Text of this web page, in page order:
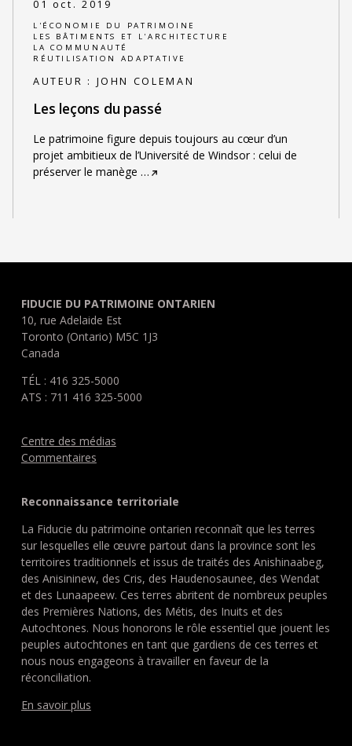
01 oct. 2019
L'ÉCONOMIE DU PATRIMOINE
LES BÂTIMENTS ET L'ARCHITECTURE
LA COMMUNAUTÉ
RÉUTILISATION ADAPTATIVE
AUTEUR : JOHN COLEMAN
Les leçons du passé
Le patrimoine figure depuis toujours au cœur d’un
projet ambitieux de l’Université de Windsor : celui de
préserver le manège …
FIDUCIE DU PATRIMOINE ONTARIEN
10, rue Adelaide Est
Toronto (Ontario) M5C 1J3
Canada
TÉL : 416 325-5000
ATS : 711 416 325-5000
Centre des médias
Commentaires
Reconnaissance territoriale
La Fiducie du patrimoine ontarien reconnaît que les terres
sur lesquelles elle œuvre partout dans la province sont les
territoires traditionnels et issus de traités des Anishinaabeg,
des Anisininew, des Cris, des Haudenosaunee, des Wendat
et des Lunaapeew. Ces terres abritent de nombreux peuples
des Premières Nations, des Métis, des Inuits et des
Autochtones. Nous honorons le rôle essentiel que jouent les
peuples autochtones en tant que gardiens de ces terres et
nous nous engageons à travailler en faveur de la
réconciliation.
En savoir plus